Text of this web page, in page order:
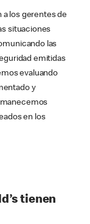
los gerentes de
situaciones
las
emitidas
evaluando
y
en los
tienen